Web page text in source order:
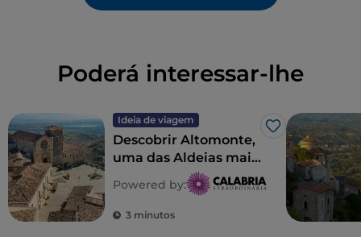
Poderá interessar-lhe
Ideia de viagem
Gosto
Descobrir Altomonte,
uma das Aldeias mais
belas de Itália
Powered by:
3 minutos